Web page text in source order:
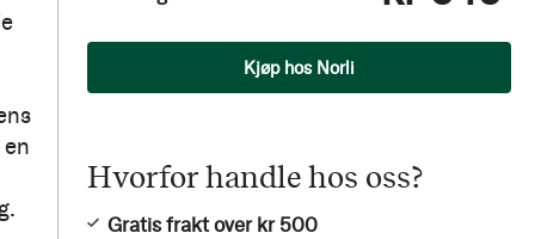
Kjøp hos Norli
Hvorfor handle hos oss?
Gratis frakt over kr 500